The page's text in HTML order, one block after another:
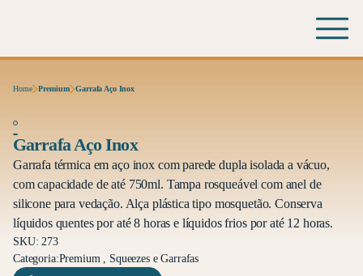
Home Premium Garrafa Aço Inox
Garrafa Aço Inox
Garrafa térmica em aço inox com parede dupla isolada a vácuo,
com capacidade de até 750ml. Tampa rosqueável com anel de
silicone para vedação. Alça plástica tipo mosquetão. Conserva
líquidos quentes por até 8 horas e líquidos frios por até 12 horas.
SKU: 273
Categoria:Premium , Squeezes e Garrafas